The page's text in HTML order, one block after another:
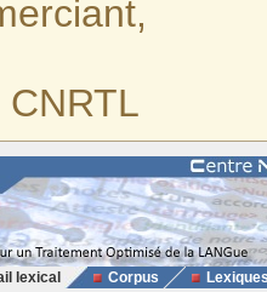
lexical Corpus